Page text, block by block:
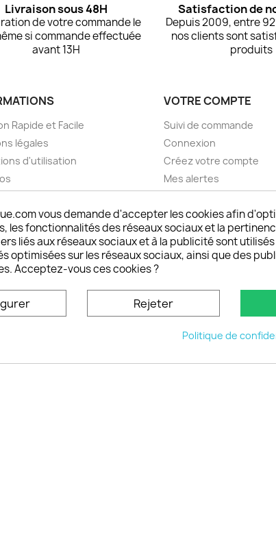
Livraison sous 48H
de votre commande le
si commande effectuée
avant 13H
Satisfaction de
Depuis 2009, entre
nos clients sont
produits
Rapide et Facile
légales
d'utilisation
et remboursements
DOM TOM et outremer
personnaliser son
nous
site
VOTRE COMPTE
Suivi de commande
Connexion
Créez votre compte
Mes alertes
© 2026 - choisistacoque.com
vous demande d'accepter les cookies afin
les fonctionnalités des réseaux sociaux et la
liés aux réseaux sociaux et à la publicité sont
optimisées sur les réseaux sociaux, ainsi que des
Acceptez-vous ces cookies ?
Rejeter
Politique de